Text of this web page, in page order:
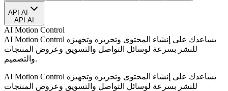
API AI
API AI
AI Motion Control
AI Motion Control يساعدك على إنشاء المحتوى وتحريره وتجهيزه
للنشر بسرعة لوسائل التواصل والتسويق وعروض المنتجات
والتصميم.
AI Motion Control يساعدك على إنشاء المحتوى وتحريره وتجهيزه
للنشر بسرعة لوسائل التواصل والتسويق وعروض المنتجات